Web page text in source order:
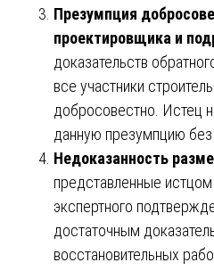
Презумпция
проектировщика и
доказательств
все участники
добросовестно. Истец
данную презумпцию без
Недоказанность
представленные
экспертного
достаточным
восстановительных